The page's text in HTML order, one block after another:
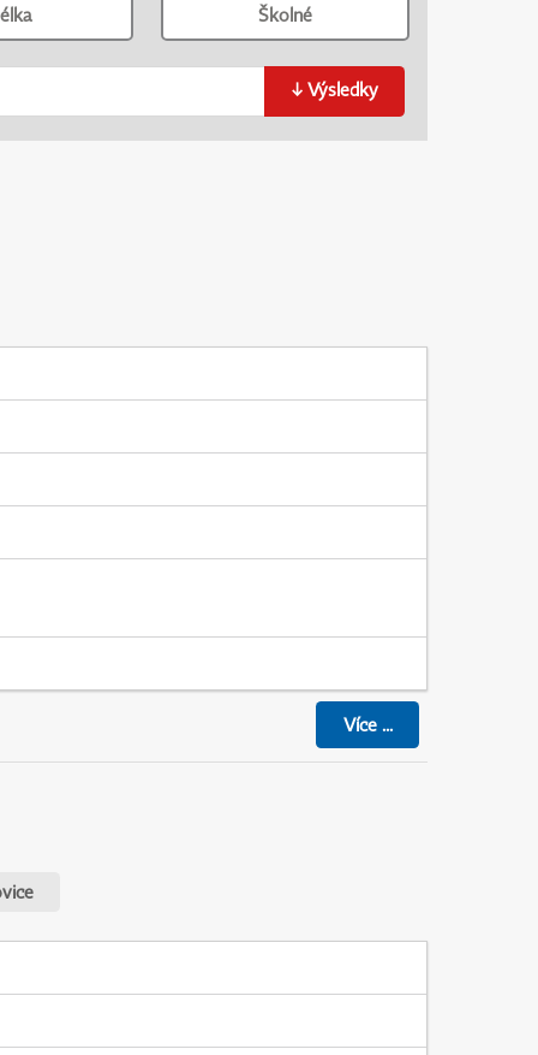
Školné
↓ Výsledky
Více...